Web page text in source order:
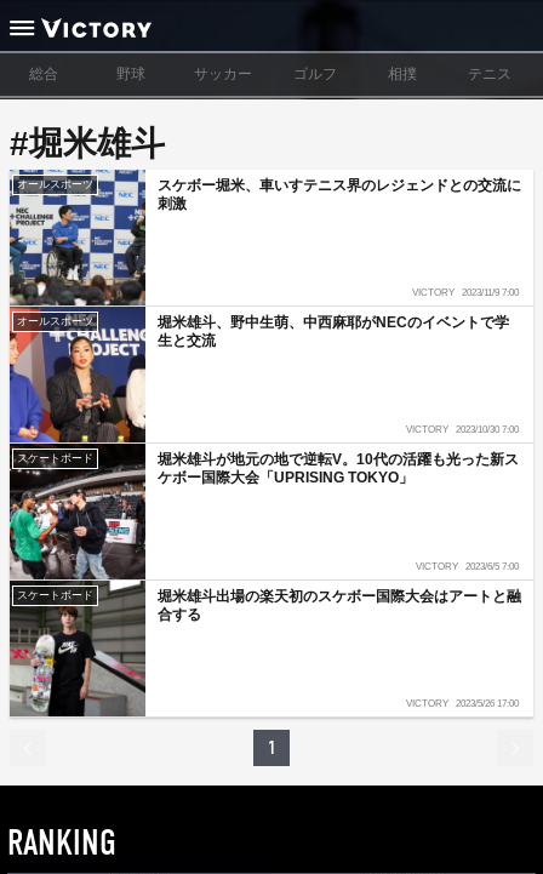
総合 野球 サッカー ゴルフ 相撲 テニス
#堀米雄斗
オールスポーツ
スケボー堀米、車いすテニス界のレジェンドとの交流に
刺激
VICTORY 2023/11/9 7:00
オールスポーツ
堀米雄斗、野中生萌、中西麻耶がNECのイベントで学
生と交流
VICTORY 2023/10/30 7:00
スケートボード
堀米雄斗が地元の地で逆転V。10代の活躍も光った新ス
ケボー国際大会「UPRISING TOKYO」
VICTORY 2023/6/5 7:00
スケートボード
堀米雄斗出場の楽天初のスケボー国際大会はアートと融
合する
VICTORY 2023/5/26 17:00
1
RANKING